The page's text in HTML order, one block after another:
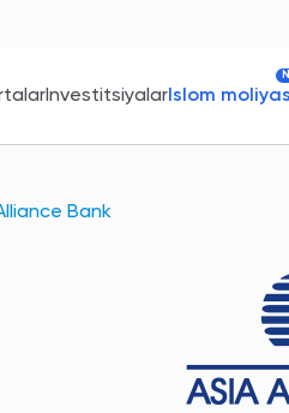
InvestitsiyalarIslom
Bank